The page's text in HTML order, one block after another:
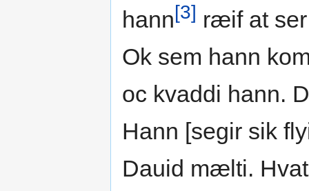
hann[3] ræif at
Ok sem hann
oc kvaddi hann.
Hann [segir sik
Dauid mælti.